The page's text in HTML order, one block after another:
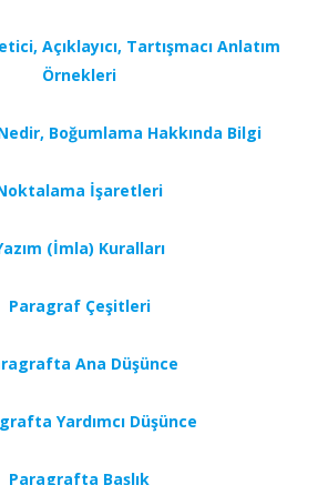
Açıklayıcı, Tartışmacı Anlatım
Örnekleri
Boğumlama Hakkında Bilgi
İşaretleri
(İmla) Kuralları
Paragraf Çeşitleri
Ana Düşünce
Yardımcı Düşünce
Paragrafta Başlık